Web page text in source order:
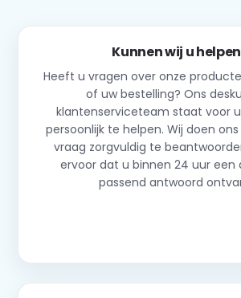
Kunnen wij u
Heeft u vragen over onze
of uw bestelling? Ons
klantenserviceteam staat voor
persoonlijk te helpen. Wij doen
vraag zorgvuldig te
ervoor dat u binnen 24 uur een
passend antwoord